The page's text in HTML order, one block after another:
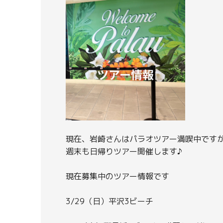
現在、岩崎さんはパラオツアー満喫中です
週末も日帰りツアー開催します♪
現在募集中のツアー情報です
3/29（日）平沢3ビーチ